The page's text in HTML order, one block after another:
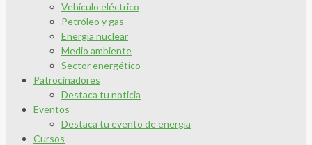
Vehículo eléctrico
Petróleo y gas
Energía nuclear
Medio ambiente
Sector energético
Patrocinadores
Destaca tu noticia
Eventos
Destaca tu evento de energía
Cursos